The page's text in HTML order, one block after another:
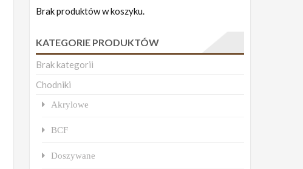
Brak produktów w koszyku.
KATEGORIE PRODUKTÓW
Brak kategorii
Chodniki
Akrylowe
BCF
Doszywane